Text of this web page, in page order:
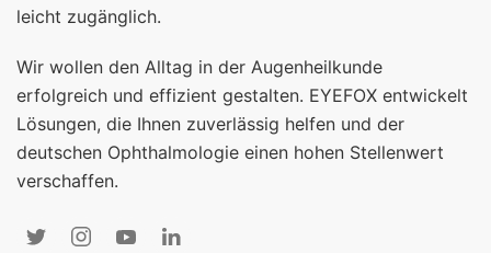
leicht zugänglich.
Wir wollen den Alltag in der Augenheilkunde
erfolgreich und effizient gestalten. EYEFOX entwickelt
Lösungen, die Ihnen zuverlässig helfen und der
deutschen Ophthalmologie einen hohen Stellenwert
verschaffen.